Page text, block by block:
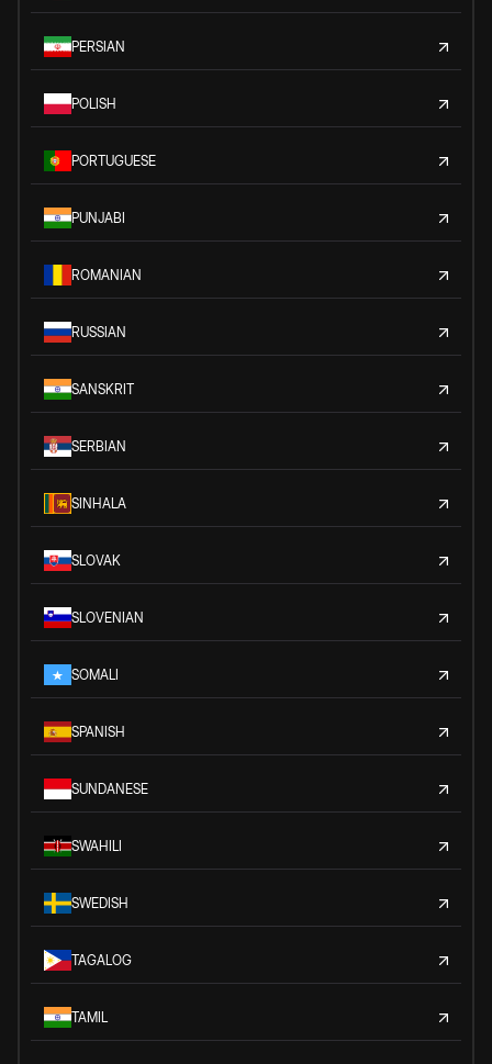
PERSIAN
POLISH
PORTUGUESE
PUNJABI
ROMANIAN
RUSSIAN
SANSKRIT
SERBIAN
SINHALA
SLOVAK
SLOVENIAN
SOMALI
SPANISH
SUNDANESE
SWAHILI
SWEDISH
TAGALOG
TAMIL